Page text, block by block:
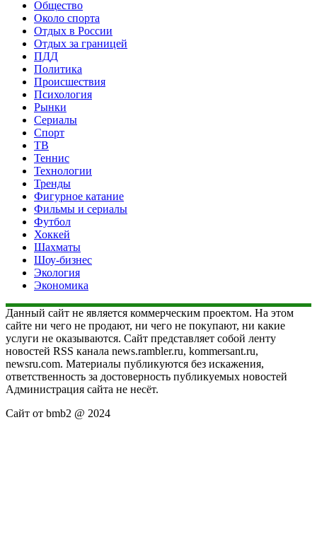
Общество
Около спорта
Отдых в России
Отдых за границей
ПДД
Политика
Происшествия
Психология
Рынки
Сериалы
Спорт
ТВ
Теннис
Технологии
Тренды
Фигурное катание
Фильмы и сериалы
Футбол
Хоккей
Шахматы
Шоу-бизнес
Экология
Экономика
Данный сайт не является коммерческим проектом. На этом
сайте ни чего не продают, ни чего не покупают, ни какие
услуги не оказываются. Сайт представляет собой ленту
новостей RSS канала news.rambler.ru, kommersant.ru,
newsru.com. Материалы публикуются без искажения,
ответственность за достоверность публикуемых новостей
Администрация сайта не несёт.
Сайт от bmb2 @ 2024